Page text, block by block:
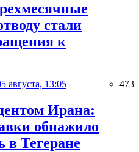
стали
к
августа, 13:05 473
Ирана:
обнажило
в Тегеране